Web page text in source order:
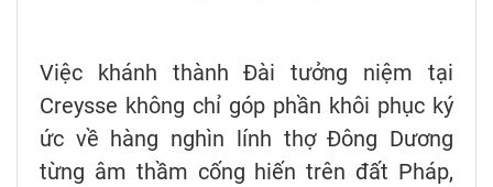
Việc khánh thành Đài tưởng niệm tại
Creysse không chỉ góp phần khôi phục ký
ức về hàng nghìn lính thợ Đông Dương
từng âm thầm cống hiến trên đất Pháp,